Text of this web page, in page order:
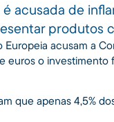
é acusada de
produtos
Europeia acusam a
euros o investimento
que apenas 4,5%